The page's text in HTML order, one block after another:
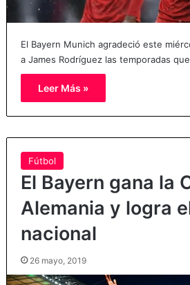
El Bayern Munich agradeció este
a James Rodríguez las temporadas
Leer Más »
Fútbol
El Bayern gana la
Alemania y logra
nacional
26 mayo, 2019